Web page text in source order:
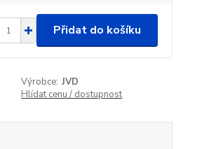
Přidat do košíku
Výrobce: JVD
Hlídat cenu / dostupnost